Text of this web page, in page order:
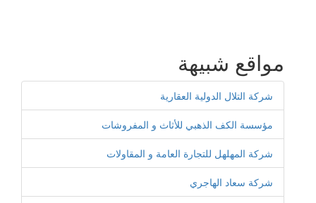
مواقع شبيهة
شركة التلال الدولية العقارية
مؤسسة الكف الذهبي للأثاث و المفروشات
شركة المهلهل للتجارة العامة و المقاولات
شركة سعاد الهاجري